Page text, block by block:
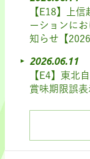
【E18】上
ーションに
知らせ【
2026.06.11
【E4】東北
賞味期限誤